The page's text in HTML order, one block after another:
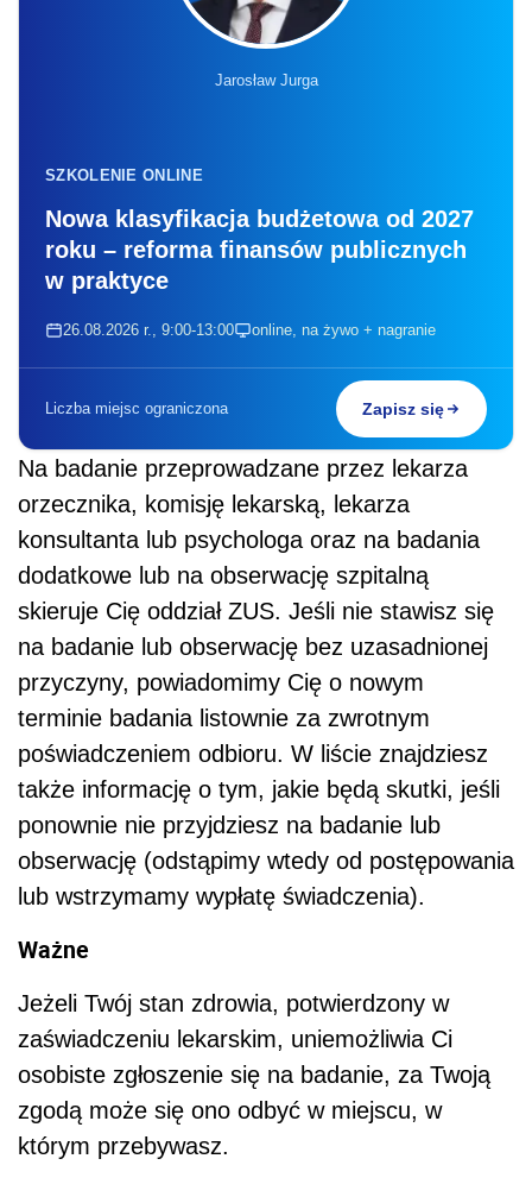
Jarosław Jurga
SZKOLENIE ONLINE
Nowa klasyfikacja budżetowa od 2027
roku – reforma finansów publicznych
w praktyce
26.08.2026 r., 9:00-13:00 online, na żywo + nagranie
Liczba miejsc ograniczona Zapisz się
Na badanie przeprowadzane przez lekarza
orzecznika, komisję lekarską, lekarza
konsultanta lub psychologa oraz na badania
dodatkowe lub na obserwację szpitalną
skieruje Cię oddział ZUS. Jeśli nie stawisz się
na badanie lub obserwację bez uzasadnionej
przyczyny, powiadomimy Cię o nowym
terminie badania listownie za zwrotnym
poświadczeniem odbioru. W liście znajdziesz
także informację o tym, jakie będą skutki, jeśli
ponownie nie przyjdziesz na badanie lub
obserwację (odstąpimy wtedy od postępowania
lub wstrzymamy wypłatę świadczenia).
Ważne
Jeżeli Twój stan zdrowia, potwierdzony w
zaświadczeniu lekarskim, uniemożliwia Ci
osobiste zgłoszenie się na badanie, za Twoją
zgodą może się ono odbyć w miejscu, w
którym przebywasz.